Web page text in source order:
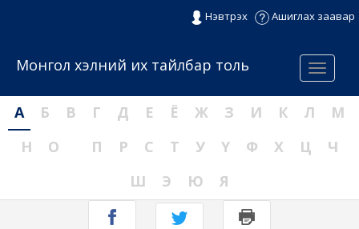
Нэвтрэх Ашиглах заавар
Menu
Монгол хэлний их тайлбар толь
А Б В Г Д Е Ё Ж З И К Л
М
Н
О П Р С Т У Ү Ф Х Ц
Ч
Ш
Э Ю Я